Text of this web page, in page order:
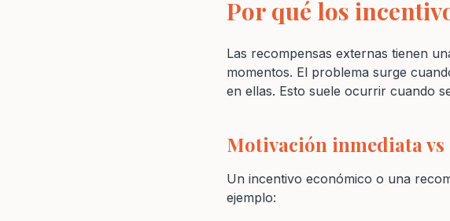
Por qué los
Las recompensas externas tienen
momentos. El problema surge
en ellas. Esto suele ocurrir cuando
Motivación inmediata
Un incentivo económico o una
ejemplo: